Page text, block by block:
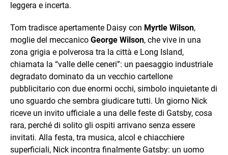
leggera e incerta.
Tom tradisce apertamente Daisy con Myrtle Wilson,
moglie del meccanico George Wilson, che vive in una
zona grigia e polverosa tra la città e Long Island,
chiamata la “valle delle ceneri”: un paesaggio industriale
degradato dominato da un vecchio cartellone
pubblicitario con due enormi occhi, simbolo inquietante di
uno sguardo che sembra giudicare tutti. Un giorno Nick
riceve un invito ufficiale a una delle feste di Gatsby, cosa
rara, perché di solito gli ospiti arrivano senza essere
invitati. Alla festa, tra musica, alcol e chiacchiere
superficiali, Nick incontra finalmente Gatsby: un uomo